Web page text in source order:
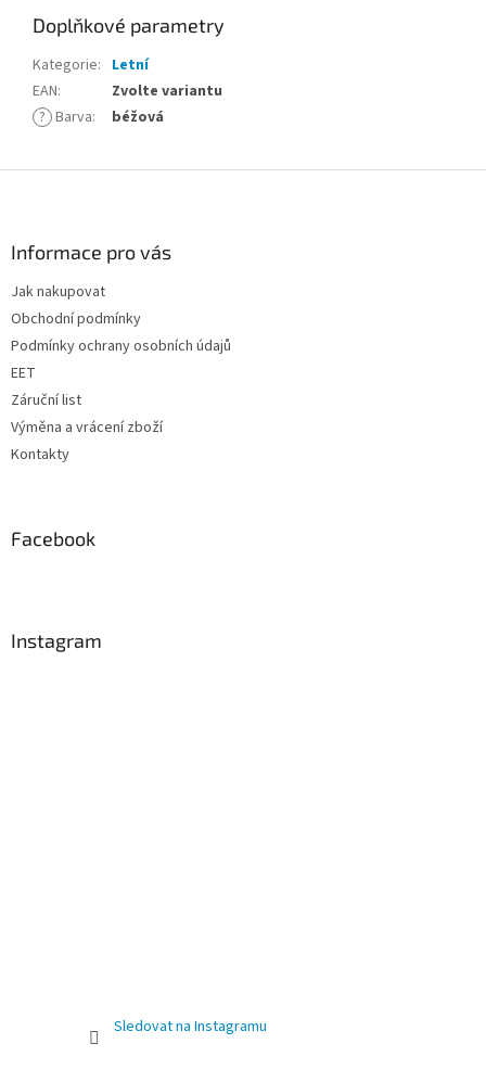
Doplňkové parametry
Kategorie: Letní
EAN:
Zvolte variantu
? Barva: béžová
Informace pro vás
Jak nakupovat
Obchodní podmínky
Podmínky ochrany osobních údajů
EET
Záruční list
Výměna a vrácení zboží
Kontakty
Facebook
Instagram
Sledovat na Instagramu